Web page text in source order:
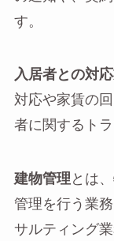
す。
入居者との対
対応や家賃の
者に関するト
建物管理 とは
管理を行う業
サルティング